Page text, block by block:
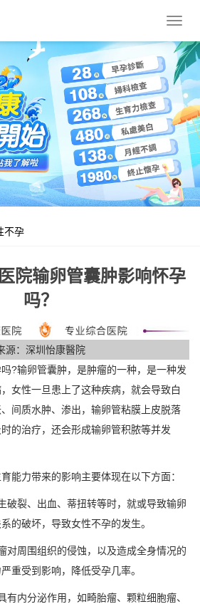
導
菜
單
不孕
院输卵管囊肿影响怀孕
吗？
源：深圳怡康醫院
输卵管囊肿，是肿瘤的一种，是一种发
女性一旦患上了这种疾病，就会导致白
间质水肿、渗出，输卵管粘膜上皮脱落
的治疗，还会形成输卵管积脓等并发
力带来的影响主要体现在以下方面：
裂、出血、蒂扭转等时，就或导致输卵
的破坏，导致女性不孕的发生。
周围组织的侵蚀，以及造成全身情况的
重受到影响，降低受孕几率。
内分泌作用，如畸胎瘤、颗粒细胞瘤、